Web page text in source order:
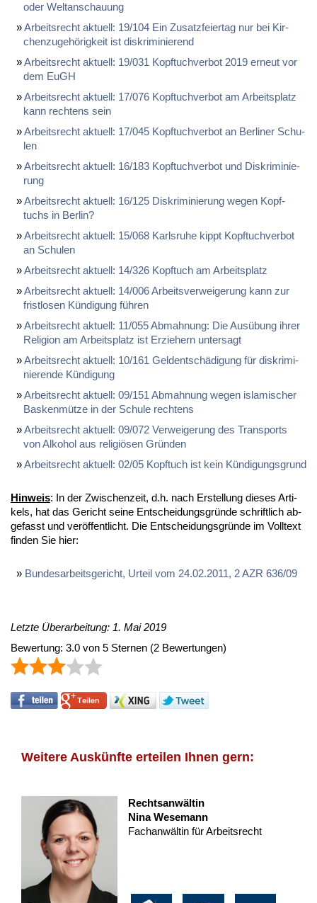
oder Welt­an­schau­ung
Ar­beits­recht ak­tu­ell: 19/104 Ein Zu­satz­fei­er­tag nur bei Kir­
chen­zu­ge­hö­rig­keit ist dis­kri­mi­nie­rend
Ar­beits­recht ak­tu­ell: 19/031 Kopf­tuch­ver­bot 2019 er­neut vor
dem EuGH
Ar­beits­recht ak­tu­ell: 17/076 Kopf­tuch­ver­bot am Ar­beits­platz
kann rech­tens sein
Ar­beits­recht ak­tu­ell: 17/045 Kopf­tuch­ver­bot an Ber­li­ner Schu­
len
Ar­beits­recht ak­tu­ell: 16/183 Kopf­tuch­ver­bot und Dis­kri­mi­nie­
rung
Ar­beits­recht ak­tu­ell: 16/125 Dis­kri­mi­nie­rung we­gen Kopf­
tuchs in Ber­lin?
Ar­beits­recht ak­tu­ell: 15/068 Karls­ru­he kippt Kopf­tuch­ver­bot
an Schu­len
Ar­beits­recht ak­tu­ell: 14/326 Kopf­tuch am Ar­beits­platz
Ar­beits­recht ak­tu­ell: 14/006 Ar­beits­ver­wei­ge­rung kann zur
frist­lo­sen Kün­di­gung füh­ren
Ar­beits­recht ak­tu­ell: 11/055 Ab­mah­nung: Die Aus­übung ih­rer
Re­li­gi­on am Ar­beits­platz ist Er­zie­hern un­ter­sagt
Ar­beits­recht ak­tu­ell: 10/161 Gel­dent­schä­di­gung für dis­kri­mi­
nie­ren­de Kün­di­gung
Ar­beits­recht ak­tu­ell: 09/151 Ab­mah­nung we­gen is­la­mi­scher
Bas­ken­müt­ze in der Schu­le rech­tens
Ar­beits­recht ak­tu­ell: 09/072 Ver­wei­ge­rung des Trans­ports
von Al­ko­hol aus re­li­giö­sen Grün­den
Ar­beits­recht ak­tu­ell: 02/05 Kopf­tuch ist kein Kün­di­gungs­grund
Hin­weis: In der Zwi­schen­zeit, d.h. nach Er­stel­lung die­ses Ar­ti­
kels, hat das Ge­richt sei­ne Ent­schei­dungs­grün­de schrift­lich ab­
ge­fasst und ver­öf­fent­licht. Die Ent­schei­dungs­grün­de im Voll­text
fin­den Sie hier:
Bun­des­ar­beits­ge­richt, Ur­teil vom 24.02.2011, 2 AZR 636/09
Letzte Überarbeitung: 1. Mai 2019
Bewertung: 3.0 von 5 Sternen (2 Bewertungen)
Weitere Auskünfte erteilen Ihnen gern:
Rechtsanwältin
Nina Wesemann
Fachanwältin für Arbeitsrecht